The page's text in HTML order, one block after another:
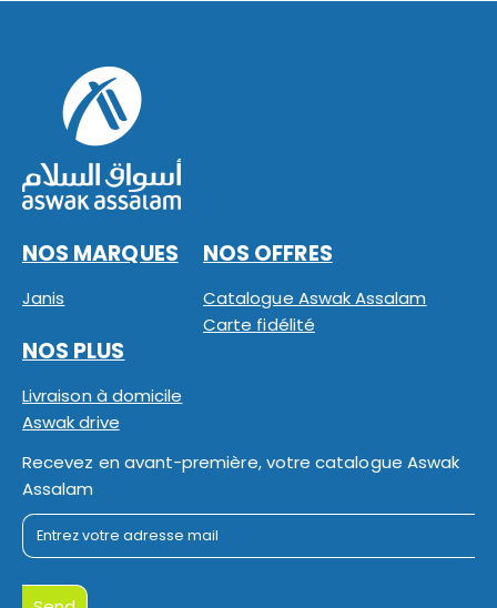
NOS MARQUES
Janis
NOS OFFRES
Catalogue Aswak Assalam
Carte fidélité
NOS PLUS
Livraison à domicile
Aswak drive
Recevez en avant-première, votre catalogue Aswak
Assalam